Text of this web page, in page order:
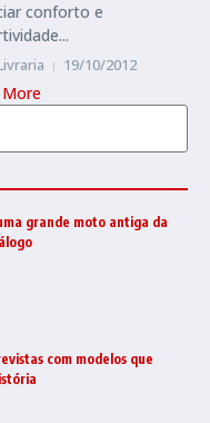
conforto e
19/10/2012
More
grande moto antiga da
com modelos que